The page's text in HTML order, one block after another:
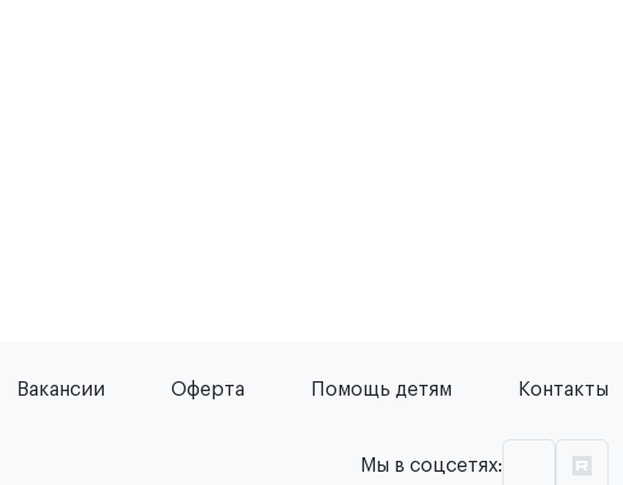
Вакансии Оферта Помощь детям Контакты
Мы в соцсетях: